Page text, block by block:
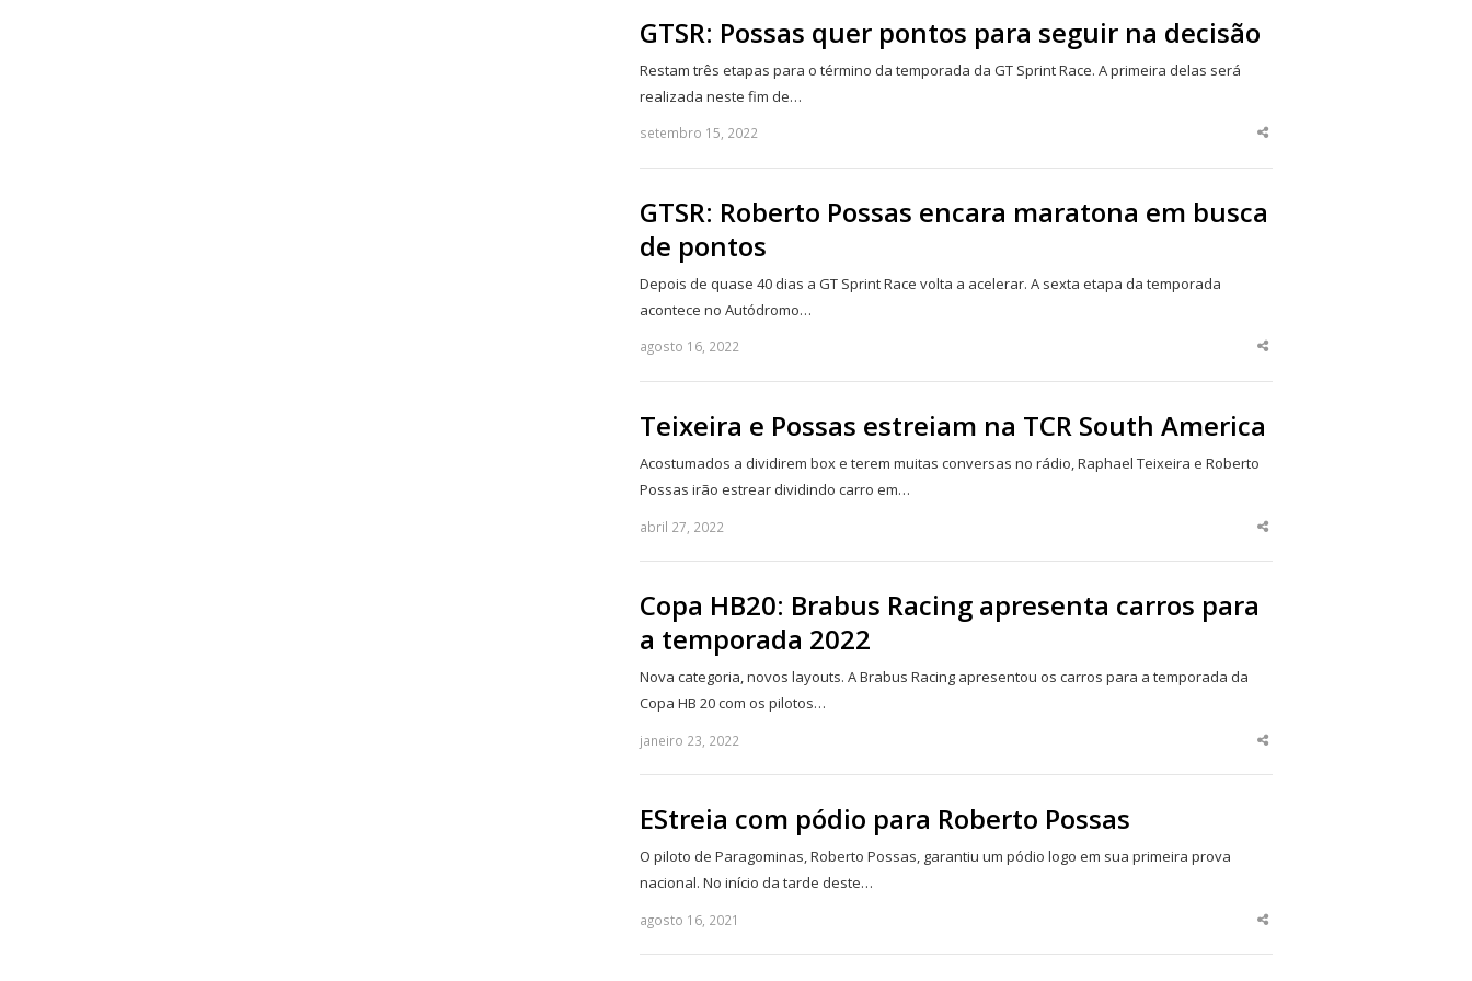
GTSR: Possas quer pontos para seguir na decisão
Restam três etapas para o término da temporada da GT Sprint Race. A primeira delas será
realizada neste fim de…
setembro 15, 2022
Share
GTSR: Roberto Possas encara maratona em busca
de pontos
Depois de quase 40 dias a GT Sprint Race volta a acelerar. A sexta etapa da temporada
acontece no Autódromo…
agosto 16, 2022
Share
Teixeira e Possas estreiam na TCR South America
Acostumados a dividirem box e terem muitas conversas no rádio, Raphael Teixeira e Roberto
Possas irão estrear dividindo carro em…
abril 27, 2022
Share
Copa HB20: Brabus Racing apresenta carros para
a temporada 2022
Nova categoria, novos layouts. A Brabus Racing apresentou os carros para a temporada da
Copa HB 20 com os pilotos…
janeiro 23, 2022
Share
EStreia com pódio para Roberto Possas
O piloto de Paragominas, Roberto Possas, garantiu um pódio logo em sua primeira prova
nacional. No início da tarde deste…
agosto 16, 2021
Share